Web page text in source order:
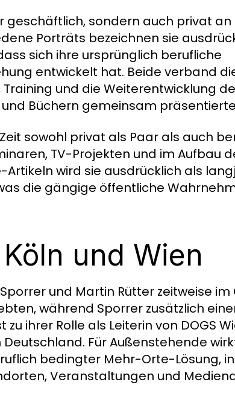
geschäftlich, sondern auch privat an
Porträts bezeichnen sie
sich ihre ursprünglich berufliche
entwickelt hat. Beide verband
und die Weiterentwicklung
Büchern gemeinsam
sowohl privat als Paar als auch
TV-Projekten und im Aufbau
wird sie ausdrücklich als
die gängige öffentliche
und Wien
und Martin Rütter zeitweise
während Sporrer zusätzlich
ihrer Rolle als Leiterin von DOGS
Für Außenstehende
bedingter Mehr-Orte-Lösung,
Veranstaltungen und